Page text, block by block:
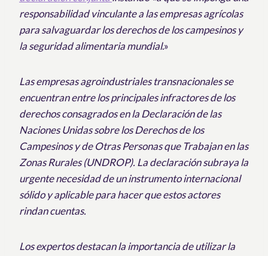
responsabilidad vinculante a las empresas agrícolas
para salvaguardar los derechos de los campesinos y
la seguridad alimentaria mundial.»
Las empresas agroindustriales transnacionales se
encuentran entre los principales infractores de los
derechos consagrados en la Declaración de las
Naciones Unidas sobre los Derechos de los
Campesinos y de Otras Personas que Trabajan en las
Zonas Rurales (UNDROP). La declaración subraya la
urgente necesidad de un instrumento internacional
sólido y aplicable para hacer que estos actores
rindan cuentas.
Los expertos destacan la importancia de utilizar la